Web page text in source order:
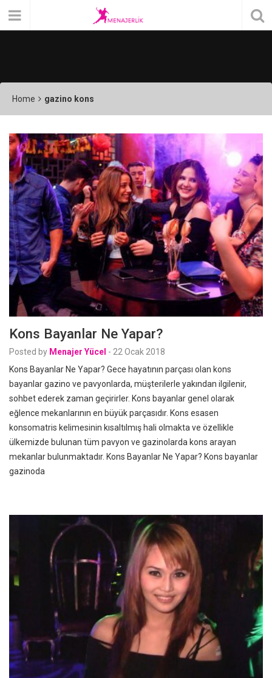
Home gazino kons
Kons Bayanlar Ne Yapar?
Posted by Menajer Yücel - 22 Ocak 2018
Kons Bayanlar Ne Yapar? Gece hayatının parçası olan kons
bayanlar gazino ve pavyonlarda, müşterilerle yakından ilgilenir,
sohbet ederek zaman geçirirler. Kons bayanlar genel olarak
eğlence mekanlarının en büyük parçasıdır. Kons esasen
konsomatris kelimesinin kısaltılmış hali olmakta ve özellikle
ülkemizde bulunan tüm pavyon ve gazinolarda kons arayan
mekanlar bulunmaktadır. Kons Bayanlar Ne Yapar? Kons bayanlar
gazinoda